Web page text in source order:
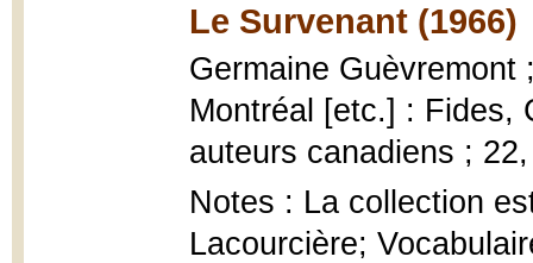
Le Survenant (1966)
Germaine
Montréal [etc.] : Fides,
auteurs canadiens ;
Notes : La collection
Lacourcière;